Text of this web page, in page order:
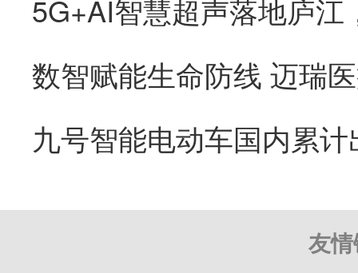
友